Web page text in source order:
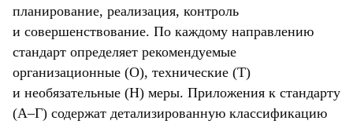
планирование, реализация, контроль
и совершенствование. По каждому направлению
стандарт определяет рекомендуемые
организационные (О), технические (Т)
и необязательные (Н) меры. Приложения к стандарту
(А–Г) содержат детализированную классификацию